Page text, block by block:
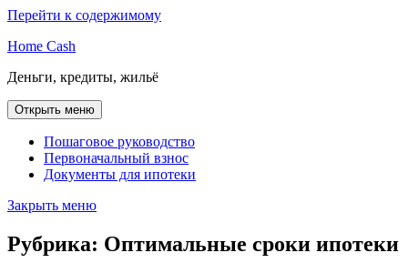
Перейти к содержимому
Home Cash
Деньги, кредиты, жильё
Открыть меню
Пошаговое руководство
Первоначальный взнос
Документы для ипотеки
Закрыть меню
Рубрика: Оптимальные сроки ипотеки